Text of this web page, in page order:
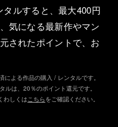
ルすると、最⼤400円
気になる最新作やマン
されたポイントで、お
よる作品の購入 / レンタルです。
は、20％のポイント還元です。
わしくはこちらをご確認ください。